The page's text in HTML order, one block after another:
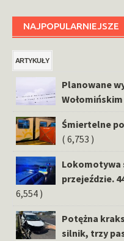
NAJPOPULARNIEJSZE
ARTYKUŁY
Planowane
Wołomińskim
Śmiertelne
( 6,753 )
Lokomotywa
przejeździe.
6,554 )
Potężna
silnik, trzy